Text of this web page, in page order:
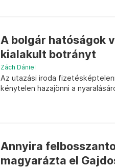
A bolgár hatóságok
kialakult botrányt
Zách Dániel
Az utazási iroda
kénytelen hazajönni a
Annyira
magyarázta el